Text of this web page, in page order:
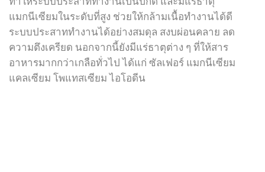
แมกนีเซียมในระดับที่สูง ช่วยให้กล้ามเนื้อทำงานได้ดี
ระบบประสาททำงานได้อย่างสมดุล สงบผ่อนคลาย ลด
ความตึงเครียด นอกจากนี้ยังมีแร่ธาตุต่าง ๆ ที่ให้สาร
อาหารมากกว่าเกลือทั่วไป ได้แก่ ซัลเฟอร์ แมกนีเซียม
แคลเซียม โพแทสเซียม ไอโอดีน